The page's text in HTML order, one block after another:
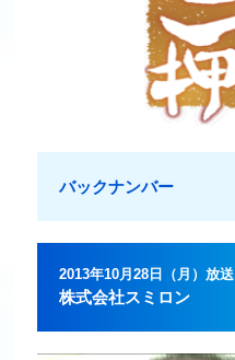
バックナンバー
2013年10月28日（月）放送
株式会社スミロン